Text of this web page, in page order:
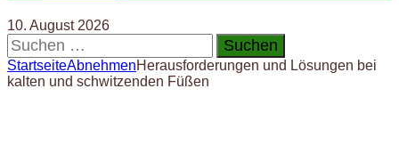
10. August 2026
Suchen
nach:
StartseiteAbnehmenHerausforderungen und Lösungen bei
kalten und schwitzenden Füßen